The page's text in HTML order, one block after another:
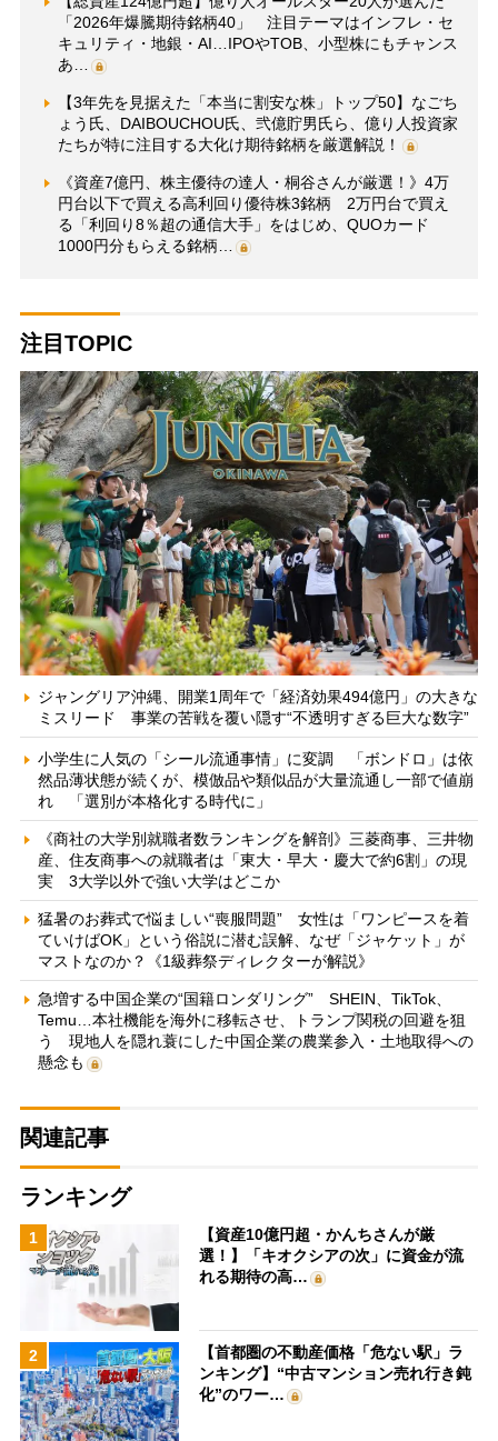
「2026年爆騰期待銘柄40」 注目テーマはインフレ・セ
キュリティ・地銀・AI…IPOやTOB、小型株にもチャンス
あ…
【3年先を見据えた「本当に割安な株」トップ50】なごち
ょう氏、DAIBOUCHOU氏、弐億貯男氏ら、億り人投資家
たちが特に注目する大化け期待銘柄を厳選解説！
《資産7億円、株主優待の達人・桐谷さんが厳選！》4万
円台以下で買える高利回り優待株3銘柄 2万円台で買え
る「利回り8％超の通信大手」をはじめ、QUOカード
1000円分もらえる銘柄…
注目TOPIC
ジャングリア沖縄、開業1周年で「経済効果494億円」の大きな
ミスリード 事業の苦戦を覆い隠す“不透明すぎる巨大な数字”
小学生に人気の「シール流通事情」に変調 「ボンドロ」は依
然品薄状態が続くが、模倣品や類似品が大量流通し一部で値崩
れ 「選別が本格化する時代に」
《商社の大学別就職者数ランキングを解剖》三菱商事、三井物
産、住友商事への就職者は「東大・早大・慶大で約6割」の現
実 3大学以外で強い大学はどこか
猛暑のお葬式で悩ましい“喪服問題” 女性は「ワンピースを着
ていけばOK」という俗説に潜む誤解、なぜ「ジャケット」が
マストなのか？《1級葬祭ディレクターが解説》
急増する中国企業の“国籍ロンダリング” SHEIN、TikTok、
Temu…本社機能を海外に移転させ、トランプ関税の回避を狙
う 現地人を隠れ蓑にした中国企業の農業参入・土地取得への
懸念も
関連記事
ランキング
1
【資産10億円超・かんちさんが厳
選！】「キオクシアの次」に資金が流
れる期待の高…
2
【首都圏の不動産価格「危ない駅」ラ
ンキング】“中古マンション売れ行き鈍
化”のワー…